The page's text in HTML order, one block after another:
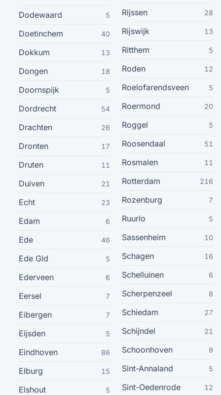
Duiven
Meppel
Schijndel
Soest
Beverwijk
Emmeloord
Hardenberg
Oldenzaal
Mijdrecht
Roermond
Waalwijk
Dodewaard 5
Doetinchem 40
Dokkum 13
Dongen 18
Doornspijk 5
Dordrecht 54
Drachten 26
Dronten 17
Druten 11
Duiven 21
Echt 23
Edam 6
Ede 46
Ede Gld 5
Ederveen 6
Eersel 7
Eibergen 7
Eijsden 5
Eindhoven 86
Elburg 15
Elshout 5
Rijssen 28
Rijswijk 13
Ritthem 5
Roden 12
Roelofarendsveen 5
Roermond 20
Roggel 5
Roosendaal 51
Rosmalen 11
Rotterdam 216
Rozenburg 7
Ruurlo 5
Sassenheim 10
Schagen 16
Schelluinen 6
Scherpenzeel 8
Schiedam 27
Schijndel 21
Schoonhoven 9
Sint-Annaland 5
Sint-Oedenrode 12